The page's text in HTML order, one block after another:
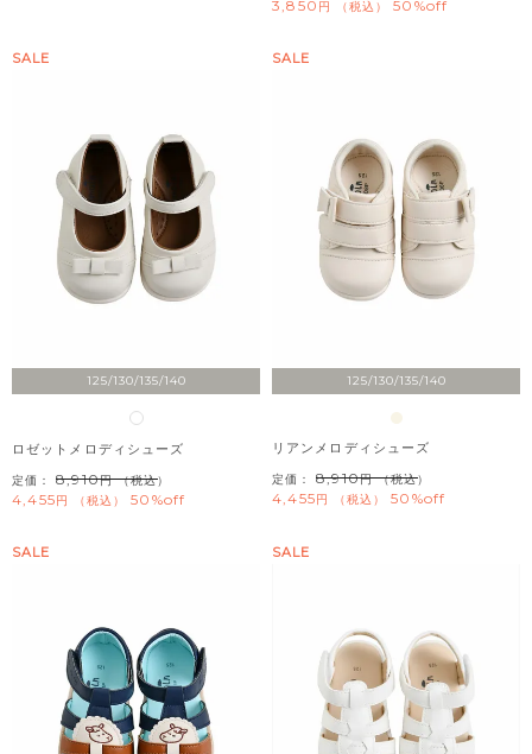
3,850 税込 50%off
125/130/135/140
SALE
ロゼットメロディシューズ
定価： 8,910 （税込）
4,455 税込 50%off
125/130/135/140
SALE
リアンメロディシューズ
定価： 8,910 （税込）
4,455 税込 50%off
SALE SALE